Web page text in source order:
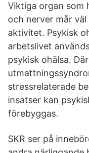
Viktiga organ som
och nerver mår
aktivitet. Psykisk
arbetslivet
psykisk ohälsa.
stressrelaterade
insatser kan
förebyggas.
SKR ser på